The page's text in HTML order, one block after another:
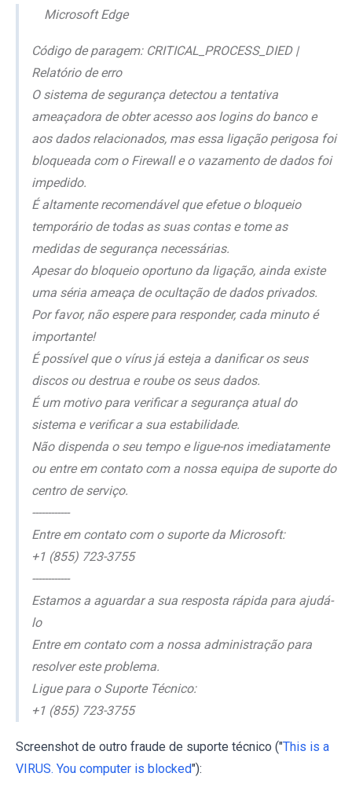
Microsoft Edge
Código de paragem: CRITICAL_PROCESS_DIED |
Relatório de erro
O sistema de segurança detectou a tentativa
ameaçadora de obter acesso aos logins do banco e
aos dados relacionados, mas essa ligação perigosa foi
bloqueada com o Firewall e o vazamento de dados foi
impedido.
É altamente recomendável que efetue o bloqueio
temporário de todas as suas contas e tome as
medidas de segurança necessárias.
Apesar do bloqueio oportuno da ligação, ainda existe
uma séria ameaça de ocultação de dados privados.
Por favor, não espere para responder, cada minuto é
importante!
É possível que o vírus já esteja a danificar os seus
discos ou destrua e roube os seus dados.
É um motivo para verificar a segurança atual do
sistema e verificar a sua estabilidade.
Não dispenda o seu tempo e ligue-nos imediatamente
ou entre em contato com a nossa equipa de suporte do
centro de serviço.
------------
Entre em contato com o suporte da Microsoft:
+1 (855) 723-3755
------------
Estamos a aguardar a sua resposta rápida para ajudá-
lo
Entre em contato com a nossa administração para
resolver este problema.
Ligue para o Suporte Técnico:
+1 (855) 723-3755
Screenshot de outro fraude de suporte técnico ("This is a
VIRUS. You computer is blocked"):